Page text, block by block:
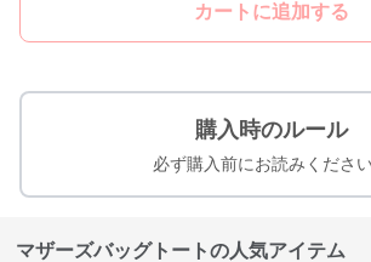
カートに追加する
購入時のルール
必ず購入前にお読みください
マザーズバッグトートの人気アイテム